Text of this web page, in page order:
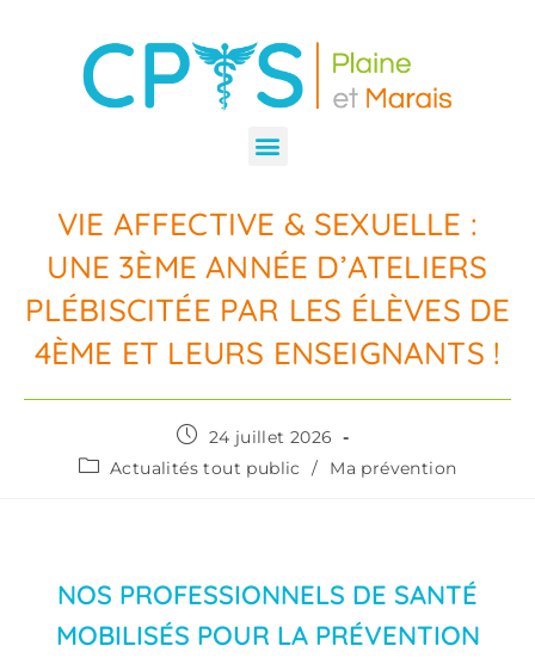
VIE AFFECTIVE & SEXUELLE :
UNE 3ÈME ANNÉE D’ATELIERS
PLÉBISCITÉE PAR LES ÉLÈVES DE
4ÈME ET LEURS ENSEIGNANTS !
24 juillet 2026
Actualités tout public
/ Ma prévention
NOS PROFESSIONNELS DE SANTÉ
MOBILISÉS POUR LA PRÉVENTION